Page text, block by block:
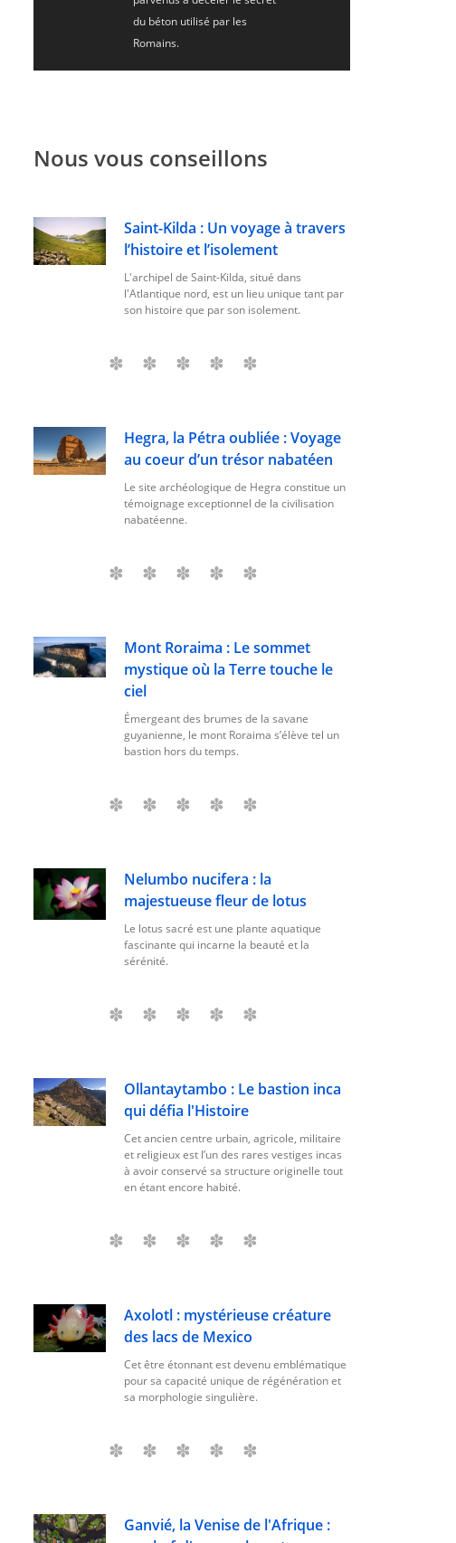
du béton utilisé par les
Romains.
Nous vous conseillons
Saint-Kilda : Un voyage à travers
l’histoire et l’isolement
L'archipel de Saint-Kilda, situé dans
l'Atlantique nord, est un lieu unique tant par
son histoire que par son isolement.
Hegra, la Pétra oubliée : Voyage
au coeur d’un trésor nabatéen
Le site archéologique de Hegra constitue un
témoignage exceptionnel de la civilisation
nabatéenne.
Mont Roraima : Le sommet
mystique où la Terre touche le
ciel
Émergeant des brumes de la savane
guyanienne, le mont Roraima s’élève tel un
bastion hors du temps.
Nelumbo nucifera : la
majestueuse fleur de lotus
Le lotus sacré est une plante aquatique
fascinante qui incarne la beauté et la
sérénité.
Ollantaytambo : Le bastion inca
qui défia l'Histoire
Cet ancien centre urbain, agricole, militaire
et religieux est l’un des rares vestiges incas
à avoir conservé sa structure originelle tout
en étant encore habité.
Axolotl : mystérieuse créature
des lacs de Mexico
Cet être étonnant est devenu emblématique
pour sa capacité unique de régénération et
sa morphologie singulière.
Ganvié, la Venise de l'Afrique :